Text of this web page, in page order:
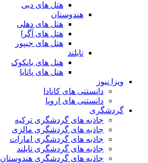
هتل های دبی
هندوستان
هتل های دهلی
هتل های آگرا
هتل های جیپور
تایلند
هتل های بانکوک
هتل های پاتایا
ویزا نیوز
دانستنی های کانادا
دانستنی های اروپا
گردشگری
جاذبه های گردشگری ترکیه
جاذبه های گردشگری مالزی
جاذبه های گردشگری امارات
جاذبه های گردشگری تایلند
جاذبه های گردشگری هندوستان